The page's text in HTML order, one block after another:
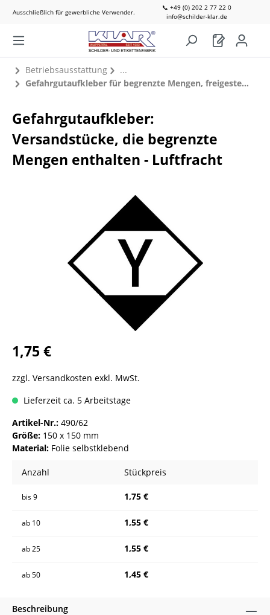
Ausschließlich für gewerbliche Verwender.
📞 +49 (0) 202 2 77 22 0
info@schilder-klar.de
Betriebsausstattung
Gefahrgutaufkleber für begrenzte Mengen, freigestellte Mengen & UN-Nummern
Gefahrgutaufkleber:
Versandstücke, die begrenzte
Mengen enthalten - Luftfracht
1,75 €
zzgl. Versandkosten exkl. MwSt.
Lieferzeit ca. 5 Arbeitstage
Artikel-Nr.: 490/62
Größe: 150 x 150 mm
Material: Folie selbstklebend
Anzahl Stückpreis
bis9 1,75 €
ab 10 1,55 €
ab25 1,55 €
ab50 1,45 €
Beschreibung